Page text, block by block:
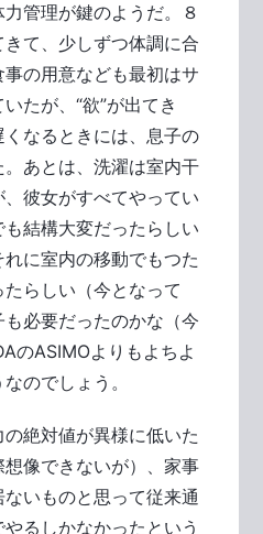
管理が鍵のようだ。８
て、少しずつ体調に合
の用意なども最初はサ
たが、“欲”が出てき
なるときには、息子の
あとは、洗濯は室内干
彼女がすべてやってい
結構大変だったらしい
れに室内の移動でもつた
らしい（今となって
必要だったのかな（今
のASIMOよりもよちよ
のでしょう。
絶対値が異様に低いた
像できないが）、家事
いものと思って従来通
るしかなかったという